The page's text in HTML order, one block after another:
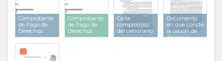
Comprobante
de Pago de
Derechos
Comprobante
de Pago de
Derechos
Carta
compromiso
del cesionario
Documento
en que conste
la cesión de
derechos